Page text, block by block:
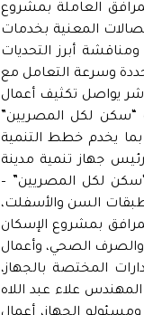
العاملة بمشروع
المعنية بخدمات
أبرز التحديات
وسرعة التعامل مع
يواصل تكثيف أعمال
“سكن لكل المصريين”
بما يخدم خطط التنمية
جهاز تنمية مدينة
لكل المصريين” –
أعمال تنفيذ طبقات السن والأسفلت،
بمشروع الإسكان
المياه والصرف الصحي، وأعمال
المختصة بالجهاز،
علاء عبد اللاه